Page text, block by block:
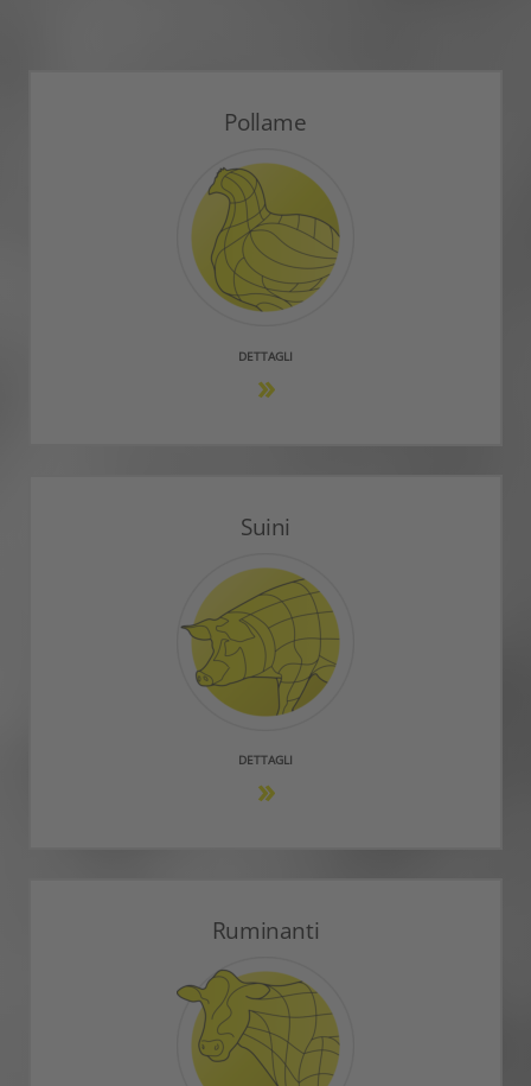
Pollame
DETTAGLI
Suini
DETTAGLI
Ruminanti